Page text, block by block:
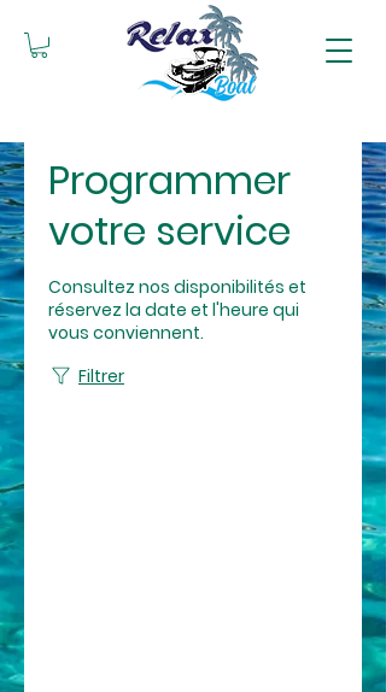
Programmer
votre service
Consultez nos disponibilités et
réservez la date et l'heure qui
vous conviennent.
Filtrer